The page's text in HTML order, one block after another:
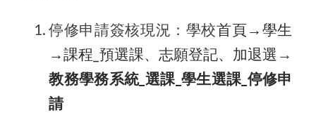
停修申請簽核現況：學校首頁→ 學生
→課程_ 預選課、志願登記、加退選 →
教務學務系統_選課_學生選課_停修申
請